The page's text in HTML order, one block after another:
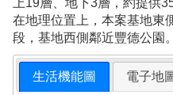
在地理位置上，本案基地東
段，基地西側鄰近豐德公園。
生活機能圖 電子地